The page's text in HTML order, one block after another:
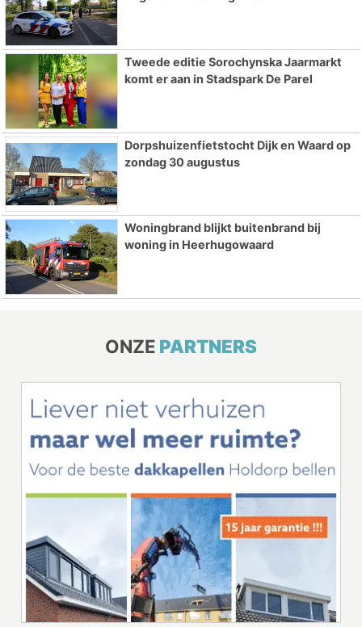
Tweede editie Sorochynska Jaarmarkt
komt er aan in Stadspark De Parel
Dorpshuizenfietstocht Dijk en Waard op
zondag 30 augustus
Woningbrand blijkt buitenbrand bij
woning in Heerhugowaard
ONZE PARTNERS